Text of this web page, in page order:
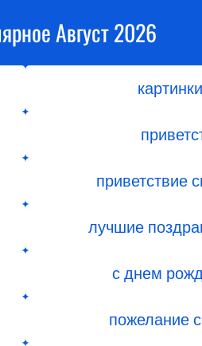
Август 2026
приветствие
лучшие
с днем
пожелание